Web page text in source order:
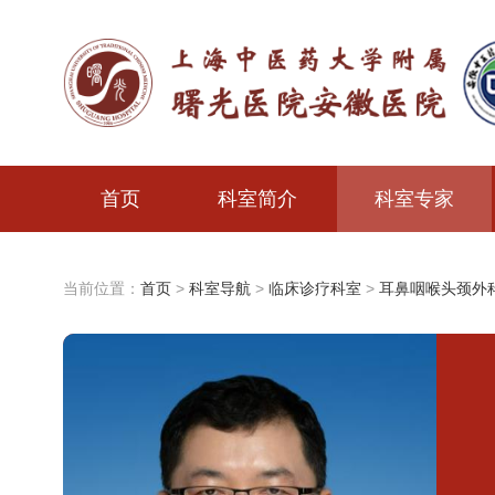
首页 科室简介 科室专家
当前位置： 首页 > 科室导航 > 临床诊疗科室 > 耳鼻咽喉头颈外